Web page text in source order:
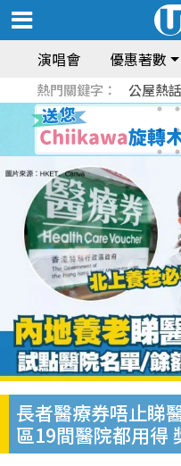
演唱會 優惠著數
熱門關鍵字： 公屋熱話
長者醫療券唔止睇
區19間醫院都用得